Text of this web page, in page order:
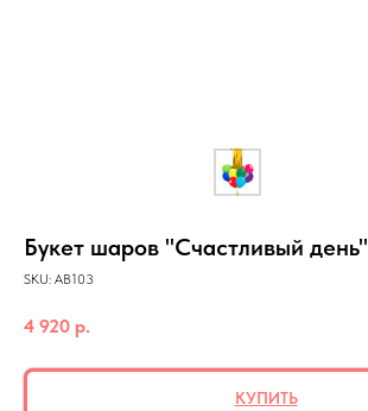
Букет шаров "Счастливый день"
SKU: АВ103
4 920 р.
КУПИТЬ